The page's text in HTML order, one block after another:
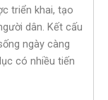
triển khai, tạo
dân. Kết cấu
ngày càng
có nhiều tiến